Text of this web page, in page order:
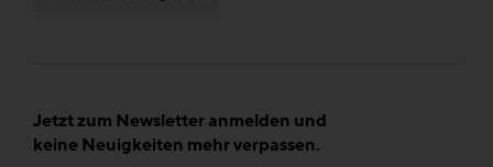
Jetzt zum Newsletter anmelden und
keine Neuigkeiten mehr verpassen.